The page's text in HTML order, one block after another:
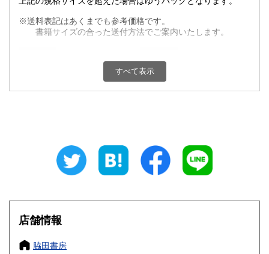
※送料表記はあくまでも参考価格です。
書籍サイズの合った送付方法でご案内いたします。
1,590円
990円 宮城県
880円 群馬県
新潟県
すべて表示
店舗情報
脇田書房